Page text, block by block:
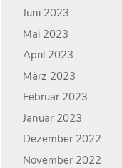
Juni 2023
Mai 2023
April 2023
März 2023
Februar 2023
Januar 2023
Dezember 2022
November 2022